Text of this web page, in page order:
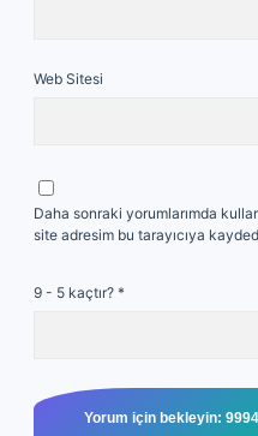
Web Sitesi
Daha sonraki yorumlarımda
site adresim bu tarayıcıya
9 - 5 kaçtır? *